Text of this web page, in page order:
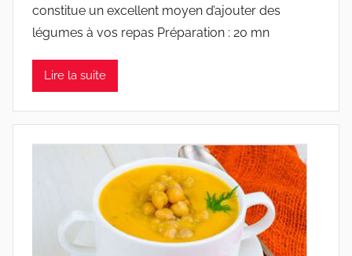
constitue un excellent moyen d’ajouter des
légumes à vos repas Préparation : 20 mn
Lire la suite